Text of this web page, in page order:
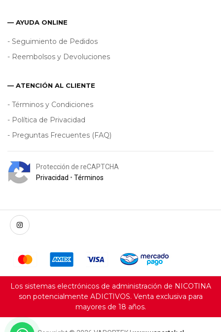
— AYUDA ONLINE
- Seguimiento de Pedidos
- Reembolsos y Devoluciones
— ATENCIÓN AL CLIENTE
- Términos y Condiciones
- Política de Privacidad
- Preguntas Frecuentes (FAQ)
Protección de reCAPTCHA
Privacidad • Términos
Los sistemas electrónicos de administración de NICOTINA
son potencialmente ADICTIVOS. Venta exclusiva para
mayores de 18 años.